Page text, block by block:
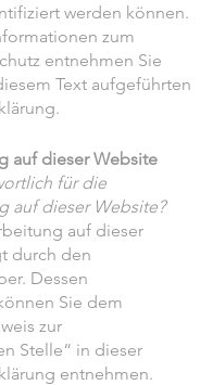
werden können.
zum
entnehmen Sie
Text aufgeführten
auf dieser Website
für die
auf dieser Website?
auf dieser
durch den
Dessen
Sie dem
zur
Stelle“ in dieser
entnehmen.